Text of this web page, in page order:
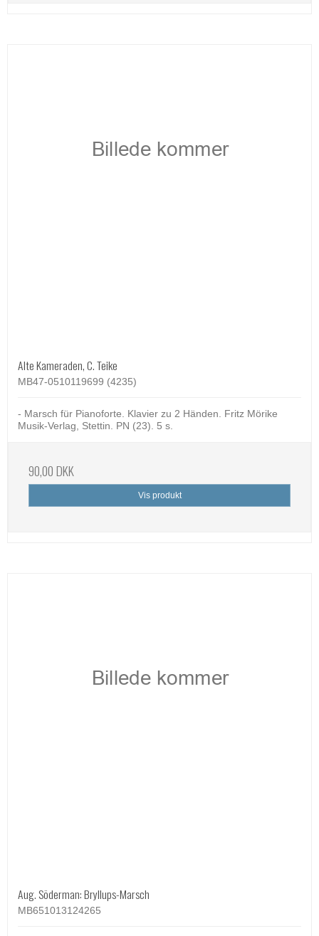
Alte Kameraden, C. Teike
MB47-0510119699 (4235)
- Marsch für Pianoforte. Klavier zu 2 Händen. Fritz Mörike
Musik-Verlag, Stettin. PN (23). 5 s.
90,00 DKK
Vis produkt
Aug. Söderman: Bryllups-Marsch
MB651013124265